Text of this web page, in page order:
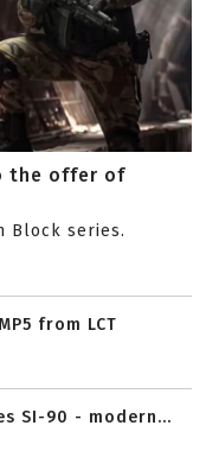
the offer of
Block series.
from LCT
SI-90 - modern...